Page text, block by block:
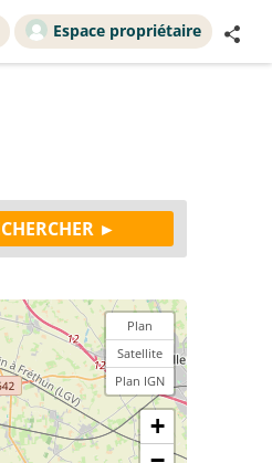
Espace propriétaire
Plan
Satellite
Plan IGN
+